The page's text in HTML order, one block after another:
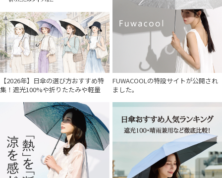
【2026年】日傘の選び方おすすめ特
集！遮光100%や折りたたみや軽量
FUWACOOLの特設サイトが公開され
ました。